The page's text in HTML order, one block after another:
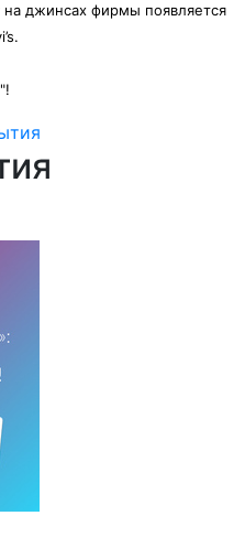
джинсах фирмы появляется